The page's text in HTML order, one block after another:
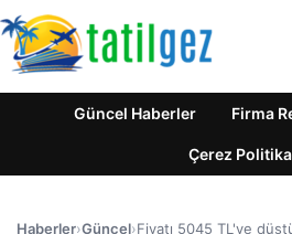
Güncel Haberler Firma
Çerez
Haberler›Güncel›Fiyatı 5045 TL'ye